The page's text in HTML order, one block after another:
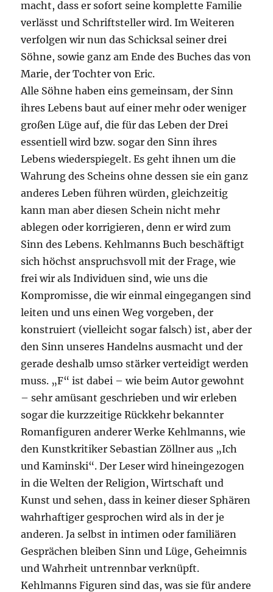
macht, dass er sofort seine komplette Familie
verlässt und Schriftsteller wird. Im Weiteren
verfolgen wir nun das Schicksal seiner drei
Söhne, sowie ganz am Ende des Buches das von
Marie, der Tochter von Eric.
Alle Söhne haben eins gemeinsam, der Sinn
ihres Lebens baut auf einer mehr oder weniger
großen Lüge auf, die für das Leben der Drei
essentiell wird bzw. sogar den Sinn ihres
Lebens wiederspiegelt. Es geht ihnen um die
Wahrung des Scheins ohne dessen sie ein ganz
anderes Leben führen würden, gleichzeitig
kann man aber diesen Schein nicht mehr
ablegen oder korrigieren, denn er wird zum
Sinn des Lebens. Kehlmanns Buch beschäftigt
sich höchst anspruchsvoll mit der Frage, wie
frei wir als Individuen sind, wie uns die
Kompromisse, die wir einmal eingegangen sind
leiten und uns einen Weg vorgeben, der
konstruiert (vielleicht sogar falsch) ist, aber der
den Sinn unseres Handelns ausmacht und der
gerade deshalb umso stärker verteidigt werden
muss. „F“ ist dabei – wie beim Autor gewohnt
– sehr amüsant geschrieben und wir erleben
sogar die kurzzeitige Rückkehr bekannter
Romanfiguren anderer Werke Kehlmanns, wie
den Kunstkritiker Sebastian Zöllner aus „Ich
und Kaminski“. Der Leser wird hineingezogen
in die Welten der Religion, Wirtschaft und
Kunst und sehen, dass in keiner dieser Sphären
wahrhaftiger gesprochen wird als in der je
anderen. Ja selbst in intimen oder familiären
Gesprächen bleiben Sinn und Lüge, Geheimnis
und Wahrheit untrennbar verknüpft.
Kehlmanns Figuren sind das, was sie für andere